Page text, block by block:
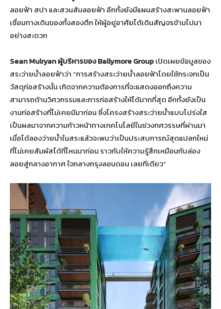
ลอยฟ้า สปา และสวนส้มลอยฟ้า อีกทั้งยังมีแผนสร้างสะพานลอยฟ้า
เชื่อมทางเดินของทั้งสองตึก ให้ผู้อยู่อาศัยได้เดินสัญจรข้ามไปมา
อย่างสะดวก
Sean Mulryan ผู้บริหารของ Ballymore Groupเปิดเผยข้อมูลของ
สระว่ายน้ำลอยฟ้าว่า “การสร้างสระว่ายน้ำลอยฟ้าโดยใช้กระจกเป็น
วัสดุก่อสร้างนั้น เกิดจากความต้องการที่จะแสดงออกถึงความ
สามารถด้านวิศวกรรมและการก่อสร้างให้ได้มากที่สุด อีกทั้งยังเป็น
งานก่อสร้างที่ไม่เคยมีมาก่อน ซึ่งโครงสร้างสระว่ายน้ำแบบโปร่งใส
เป็นผลมาจากความก้าวหน้าทางเทคโนโลยีในช่วงทศวรรษที่ผ่านมา
เมื่อได้ลองว่ายน้ำในสระแล้วจะพบว่าเป็นประสบการณ์สุดแปลกใหม่
ที่ไม่เคยสัมผัสได้ที่ไหนมาก่อน ราวกับให้ความรู้สึกเหมือนกับล่อง
ลอยสู่กลางอากาศ ใจกลางกรุงลอนดอน เลยทีเดียว”